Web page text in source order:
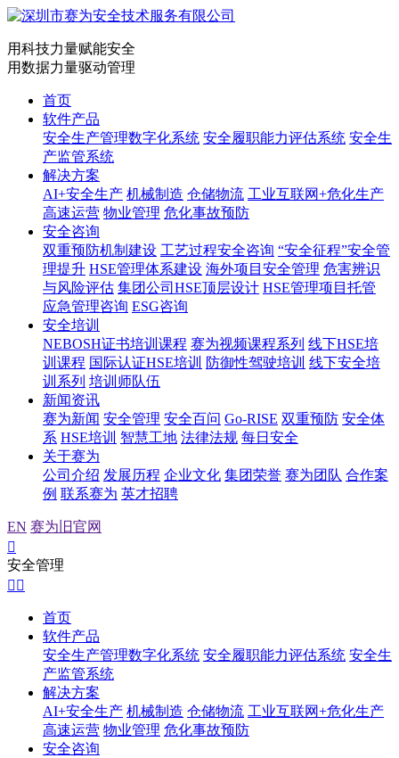
用科技力量赋能安全
用数据力量驱动管理
首页
软件产品
安全生产管理数字化系统 安全履职能力评估系统 安全生
产监管系统
解决方案
AI+安全生产 机械制造 仓储物流 工业互联网+危化生产
高速运营 物业管理 危化事故预防
安全咨询
双重预防机制建设 工艺过程安全咨询 “安全征程”安全管
理提升 HSE管理体系建设 海外项目安全管理 危害辨识
与风险评估 集团公司HSE顶层设计 HSE管理项目托管
应急管理咨询 ESG咨询
安全培训
NEBOSH证书培训课程 赛为视频课程系列 线下HSE培
训课程 国际认证HSE培训 防御性驾驶培训 线下安全培
训系列 培训师队伍
新闻资讯
赛为新闻 安全管理 安全百问 Go-RISE 双重预防 安全体
系 HSE培训 智慧工地 法律法规 每日安全
关于赛为
公司介绍 发展历程 企业文化 集团荣誉 赛为团队 合作案
例 联系赛为 英才招聘
EN 赛为旧官网

安全管理
 
首页
软件产品
安全生产管理数字化系统 安全履职能力评估系统 安全生
产监管系统
解决方案
AI+安全生产 机械制造 仓储物流 工业互联网+危化生产
高速运营 物业管理 危化事故预防
安全咨询